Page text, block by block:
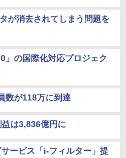
が消去されてしまう問題を
」の国際化対応プロジェク
数が118万に到達
は3,836億円に
ービス「i-フィルター」提